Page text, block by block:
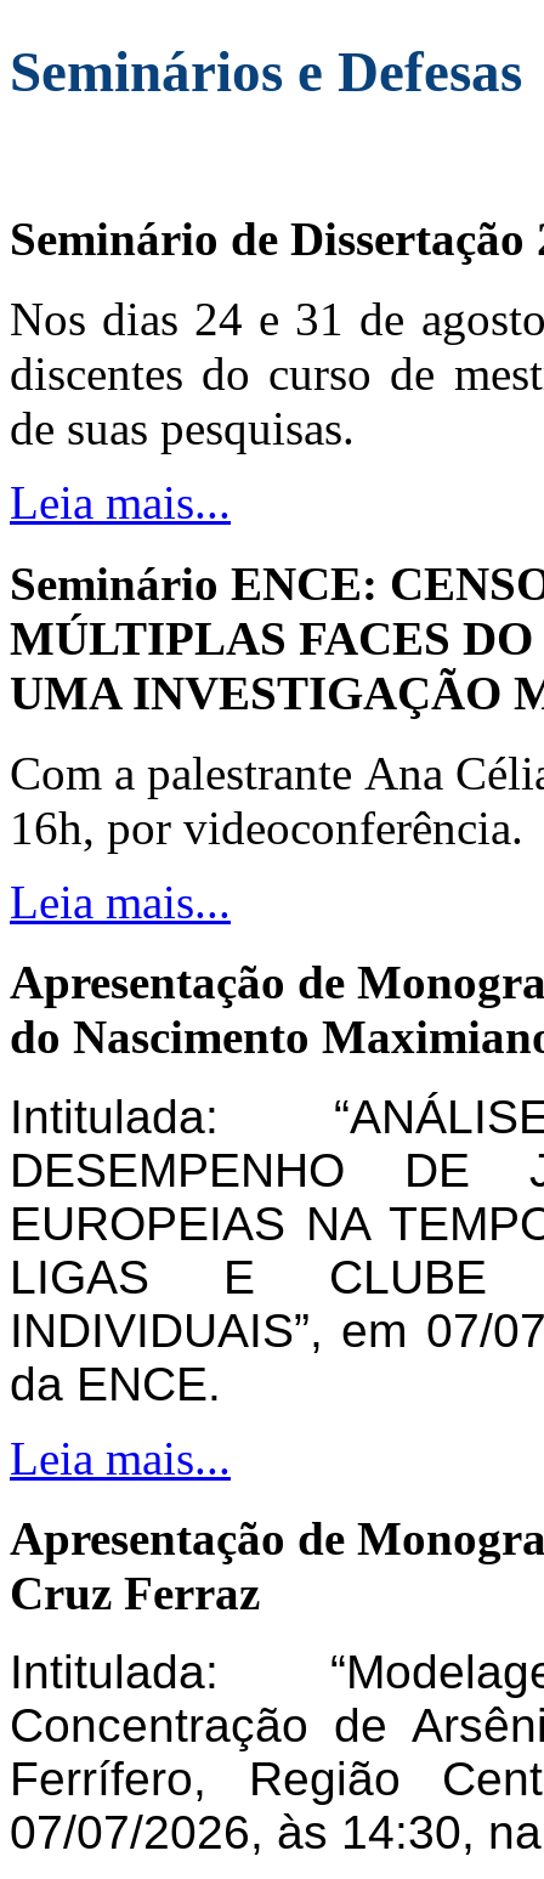
Seminários e Defesas
Seminário de Dissertação
Nos dias 24 e 31 de
discentes do curso de
de suas pesquisas.
Leia mais...
Seminário ENCE:
MÚLTIPLAS FACES
UMA INVESTIGAÇÃO
Com a palestrante Ana
16h, por videoconferência.
Leia mais...
Apresentação de
do Nascimento
Intitulada:
DESEMPENHO DE
EUROPEIAS NA
LIGAS E CLUBE
INDIVIDUAIS”, em 07/
da ENCE.
Leia mais...
Apresentação de
Cruz Ferraz
Intitulada:
Concentração de
Ferrífero, Região
07/07/2026, às 14:30,